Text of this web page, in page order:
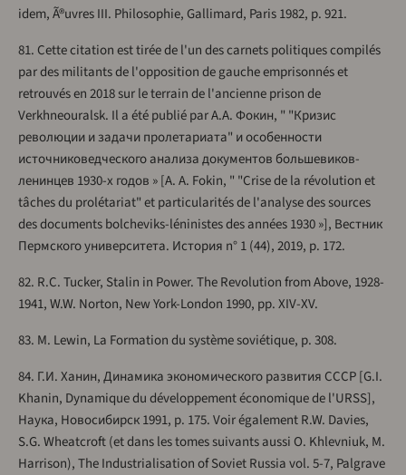
idem, Ã®uvres III. Philosophie, Gallimard, Paris 1982, p. 921.
81. Cette citation est tirée de l'un des carnets politiques compilés
par des militants de l'opposition de gauche emprisonnés et
retrouvés en 2018 sur le terrain de l'ancienne prison de
Verkhneouralsk. Il a été publié par А.А. Фокин, " "Кризис
революции и задачи пролетариата" и особенности
источниковедческого анализа документов большевиков-
ленинцев 1930-х годов » [A. A. Fokin, " "Crise de la révolution et
tâches du prolétariat" et particularités de l'analyse des sources
des documents bolcheviks-léninistes des années 1930 »], Вестник
Пермского университета. История n° 1 (44), 2019, p. 172.
82. R.C. Tucker, Stalin in Power. The Revolution from Above, 1928-
1941, W.W. Norton, New York-London 1990, pp. XIV-XV.
83. M. Lewin, La Formation du système soviétique, p. 308.
84. Г.И. Ханин, Динамика экономического развития СССР [G.I.
Khanin, Dynamique du développement économique de l'URSS],
Наука, Новосибирск 1991, p. 175. Voir également R.W. Davies,
S.G. Wheatcroft (et dans les tomes suivants aussi O. Khlevniuk, M.
Harrison), The Industrialisation of Soviet Russia vol. 5-7, Palgrave